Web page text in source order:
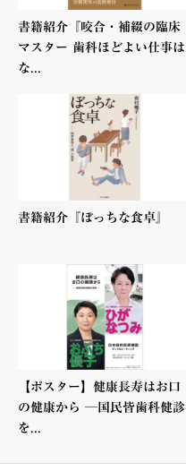
書籍紹介『咬合・補綴の臨床
マスター 歯科ほどよい仕事は
な...
書籍紹介『ぼっちな食卓』
【ポスター】健康長寿はお口
の健康から ─国民皆歯科健診
を...